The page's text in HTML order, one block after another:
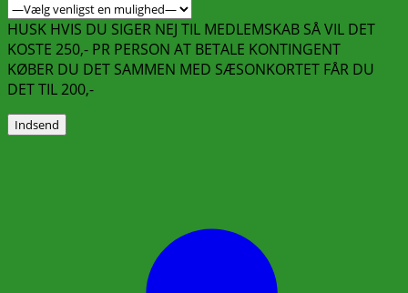
HUSK HVIS DU SIGER NEJ TIL MEDLEMSKAB SÅ VIL DET
KOSTE 250,- PR PERSON AT BETALE KONTINGENT
KØBER DU DET SAMMEN MED SÆSONKORTET FÅR DU
DET TIL 200,-